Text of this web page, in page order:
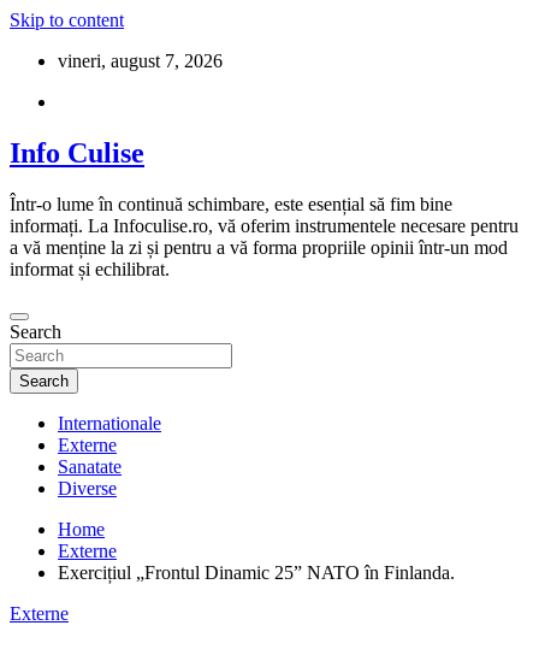
Skip to content
vineri, august 7, 2026
Info Culise
Într-o lume în continuă schimbare, este esențial să fim bine
informați. La Infoculise.ro, vă oferim instrumentele necesare pentru
a vă menține la zi și pentru a vă forma propriile opinii într-un mod
informat și echilibrat.
Search
Search
Internationale
Externe
Sanatate
Diverse
Home
Externe
Exercițiul „Frontul Dinamic 25” NATO în Finlanda.
Externe